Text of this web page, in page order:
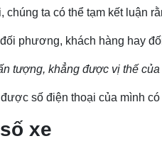
ta có thể tạm kết luận
phương, khách hàng hay
tượng, khẳng được vị thế
số điện thoại của mình
xe